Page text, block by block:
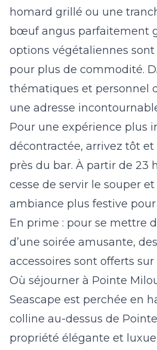
homard grillé ou une
bœuf angus parfaitement
options végétaliennes sont
pour plus de commodité.
thématiques et personnel
une adresse
Pour une expérience plus
décontractée, arrivez tôt
près du bar. À partir de 23
cesse de servir le souper
ambiance plus festive
En prime : pour se mettre
d’une soirée amusante,
accessoires sont offerts sur
Où séjourner à Pointe
Seascape est perchée en
colline au-dessus de
propriété élégante et